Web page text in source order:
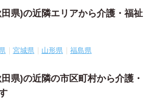
県)の近隣エリアから介護・福祉
宮城県 山形県 福島県
県)の近隣の市区町村から介護・